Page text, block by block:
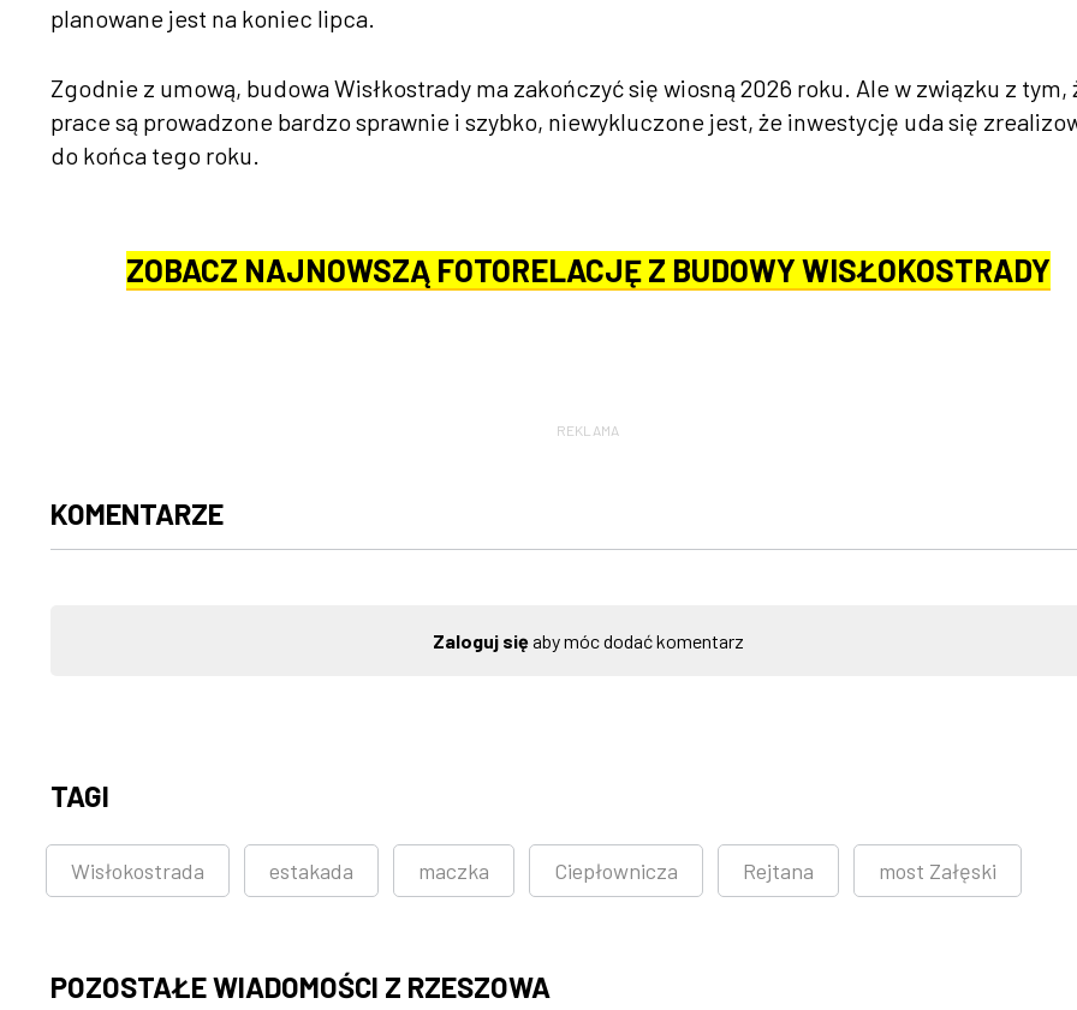
planowane jest na koniec lipca.
Zgodnie z umową, budowa Wisłkostrady ma zakończyć się wiosną 2026 roku. Ale w związku z tym,
prace są prowadzone bardzo sprawnie i szybko, niewykluczone jest, że inwestycję uda się
do końca tego roku.
ZOBACZ NAJNOWSZĄ FOTORELACJĘ Z BUDOWY WISŁOKOSTRADY
REKLAMA
KOMENTARZE
Zaloguj sięaby móc dodać komentarz
TAGI
Wisłokostrada estakada maczka Ciepłownicza Rejtana most Załęski
POZOSTAŁE WIADOMOŚCI Z RZESZOWA